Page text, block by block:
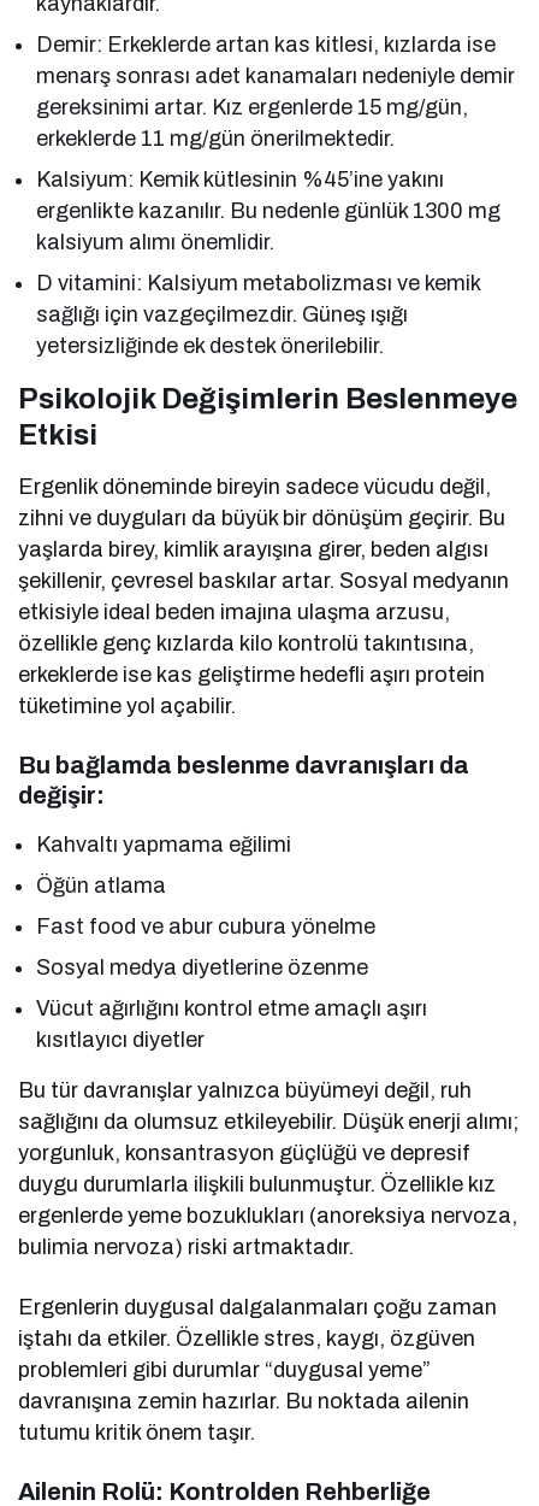
Demir: Erkeklerde artan kas kitlesi, kızlarda ise
menarş sonrası adet kanamaları nedeniyle demir
gereksinimi artar. Kız ergenlerde 15 mg/gün,
erkeklerde 11 mg/gün önerilmektedir.
Kalsiyum: Kemik kütlesinin %45’ine yakını
ergenlikte kazanılır. Bu nedenle günlük 1300 mg
kalsiyum alımı önemlidir.
D vitamini: Kalsiyum metabolizması ve kemik
sağlığı için vazgeçilmezdir. Güneş ışığı
yetersizliğinde ek destek önerilebilir.
Psikolojik Değişimlerin Beslenmeye
Etkisi
Ergenlik döneminde bireyin sadece vücudu değil,
zihni ve duyguları da büyük bir dönüşüm geçirir. Bu
yaşlarda birey, kimlik arayışına girer, beden algısı
şekillenir, çevresel baskılar artar. Sosyal medyanın
etkisiyle ideal beden imajına ulaşma arzusu,
özellikle genç kızlarda kilo kontrolü takıntısına,
erkeklerde ise kas geliştirme hedefli aşırı protein
tüketimine yol açabilir.
Bu bağlamda beslenme davranışları da
değişir:
Kahvaltı yapmama eğilimi
Öğün atlama
Fast food ve abur cubura yönelme
Sosyal medya diyetlerine özenme
Vücut ağırlığını kontrol etme amaçlı aşırı
kısıtlayıcı diyetler
Bu tür davranışlar yalnızca büyümeyi değil, ruh
sağlığını da olumsuz etkileyebilir. Düşük enerji alımı;
yorgunluk, konsantrasyon güçlüğü ve depresif
duygu durumlarla ilişkili bulunmuştur. Özellikle kız
ergenlerde yeme bozuklukları (anoreksiya nervoza,
bulimia nervoza) riski artmaktadır.
Ergenlerin duygusal dalgalanmaları çoğu zaman
iştahı da etkiler. Özellikle stres, kaygı, özgüven
problemleri gibi durumlar “duygusal yeme”
davranışına zemin hazırlar. Bu noktada ailenin
tutumu kritik önem taşır.
Ailenin Rolü: Kontrolden Rehberliğe